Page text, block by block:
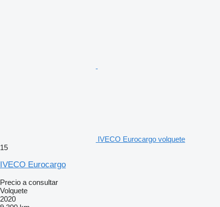
IVECO Eurocargo volquete
15
IVECO Eurocargo
Precio a consultar
Volquete
2020